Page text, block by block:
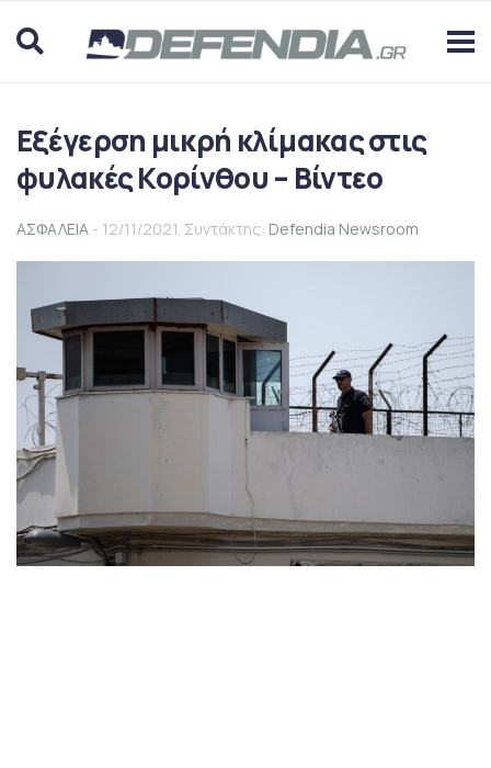
Εξέγερση μικρή κλίμακας στις
φυλακές Κορίνθου – Βίντεο
ΑΣΦΑΛΕΙΑ - 12/11/2021. Συντάκτης: Defendia Newsroom